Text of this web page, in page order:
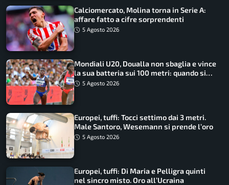
Calciomercato, Molina torna in Serie A:
affare fatto a cifre sorprendenti
5 Agosto 2026
Mondiali U20, Doualla non sbaglia e vince
la sua batteria sui 100 metri: quando si
disputano le finali
5 Agosto 2026
Europei, tuffi: Tocci settimo dai 3 metri.
Male Santoro, Wesemann si prende l’oro
5 Agosto 2026
Europei, tuffi: Di Maria e Pelligra quinti
nel sincro misto. Oro all’Ucraina